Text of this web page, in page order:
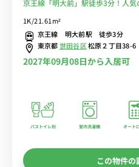
京王線「明大前」駅徒歩3分！人
1K/21.61m²
京王線 明大前駅 徒歩3分
東京都世田谷区松原２丁目38-6
2027年09月08日から入居可
バストイレ別 室内洗濯機 オート
この物件の